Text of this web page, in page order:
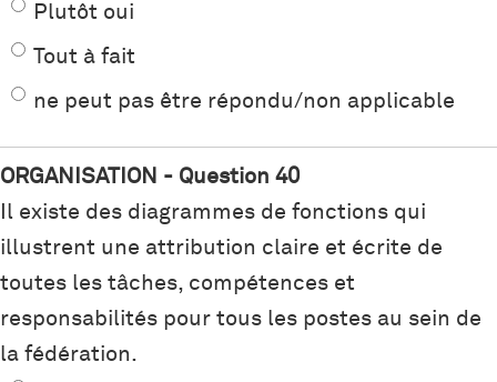
Plutôt oui
Tout à fait
ne peut pas être répondu/non applicable
ORGANISATION - Question 40
Il existe des diagrammes de fonctions qui
illustrent une attribution claire et écrite de
toutes les tâches, compétences et
responsabilités pour tous les postes au sein de
la fédération.